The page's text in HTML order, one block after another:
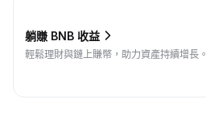
躺賺 BNB 收益
輕鬆理財與鏈上賺幣，助力資產持續增長。